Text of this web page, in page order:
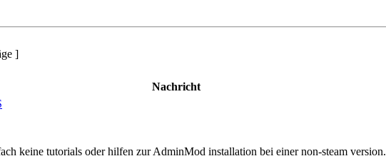
]
Nachricht
keine tutorials oder hilfen zur AdminMod installation bei einer non-steam version.